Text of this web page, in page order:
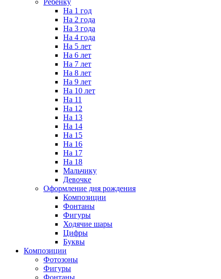
Ребёнку
На 1 год
На 2 года
На 3 года
На 4 года
На 5 лет
На 6 лет
На 7 лет
На 8 лет
На 9 лет
На 10 лет
На 11
На 12
На 13
На 14
На 15
На 16
На 17
На 18
Мальчику
Девочке
Оформление дня рождения
Композиции
Фонтаны
Фигуры
Ходячие шары
Цифры
Буквы
Композиции
Фотозоны
Фигуры
Фонтаны